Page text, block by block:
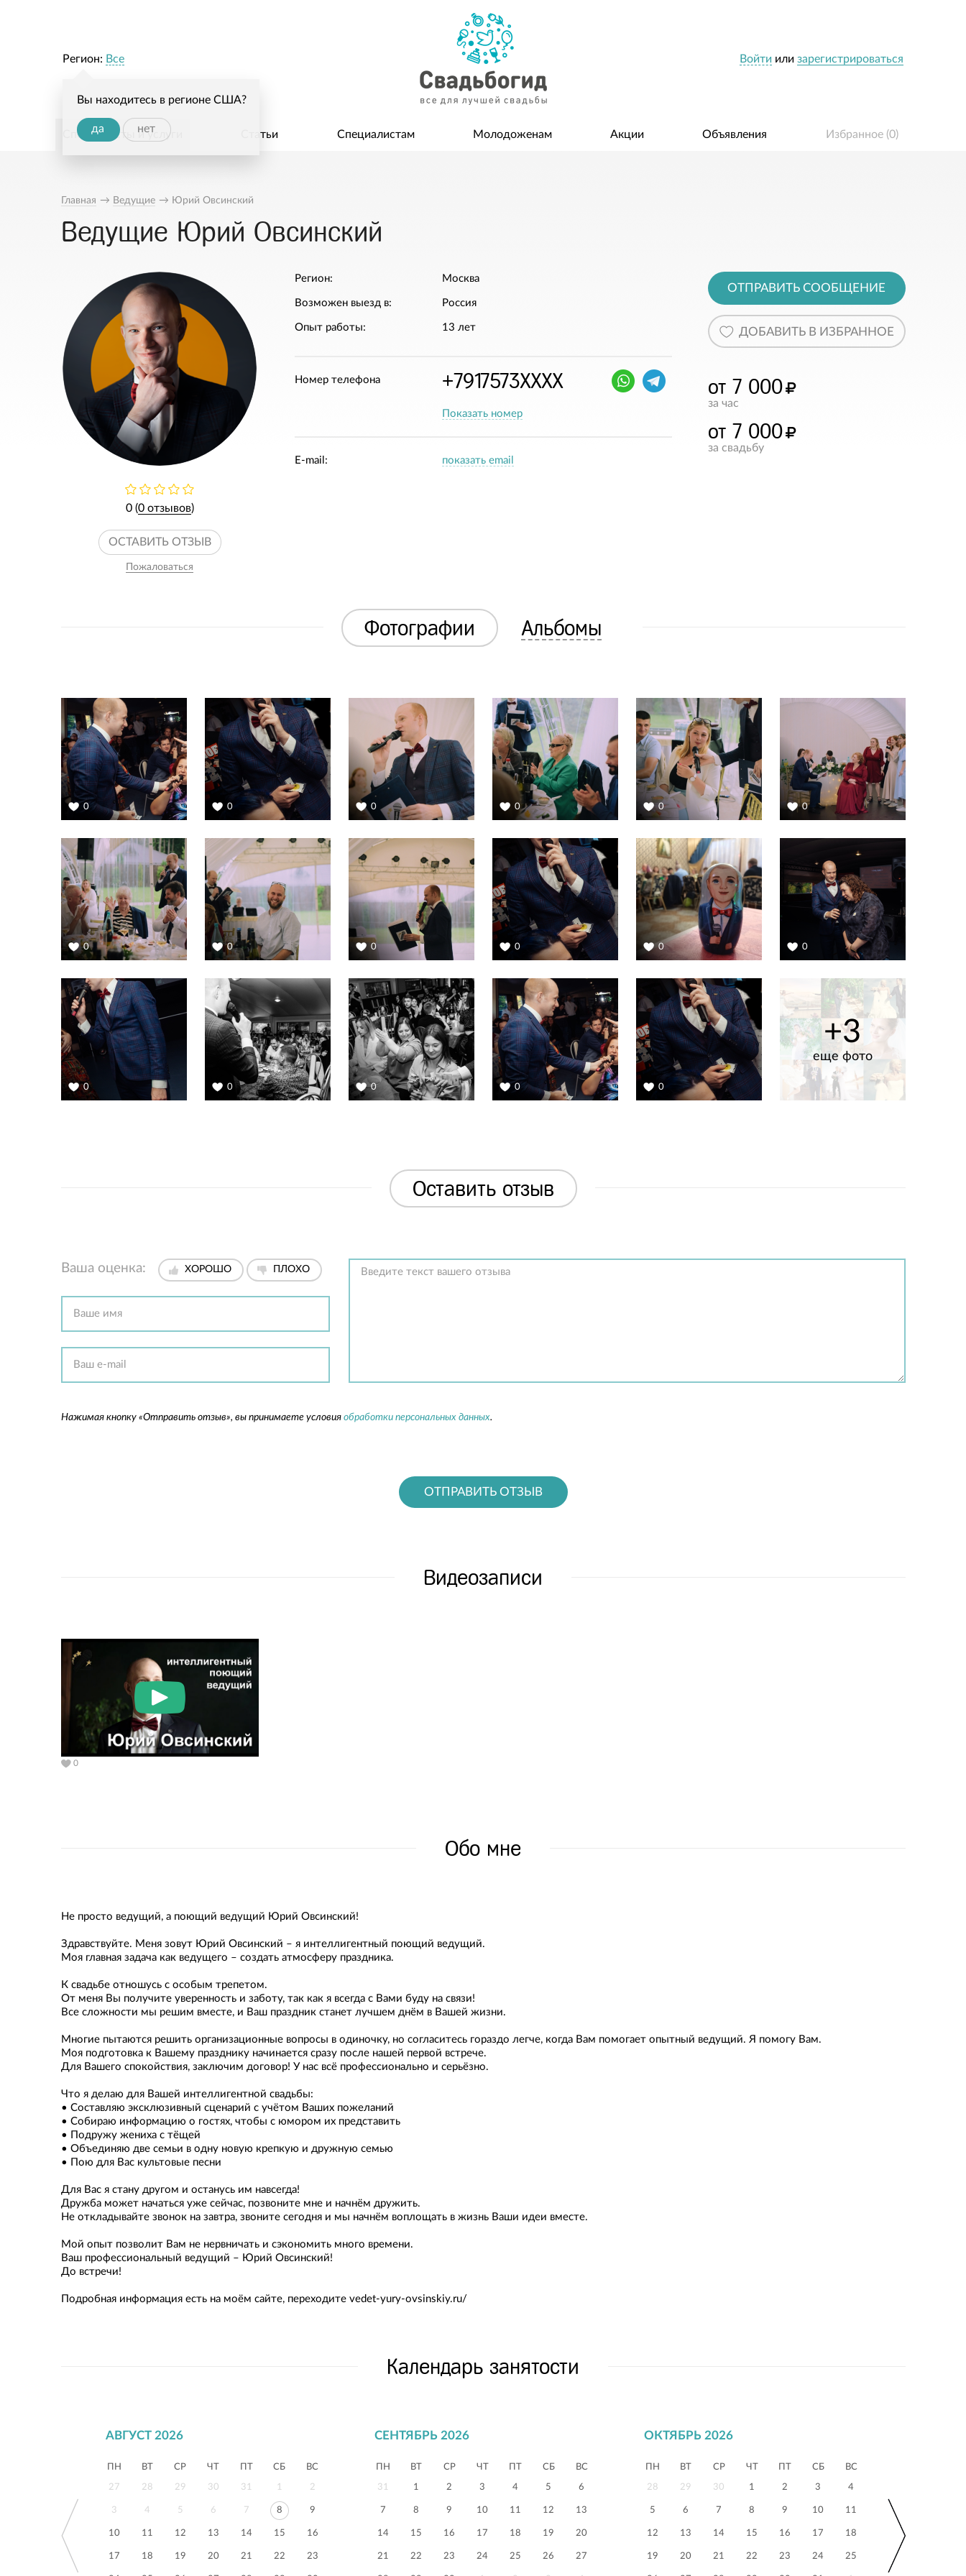
Войти или зарегистрироваться
Регион: Все
Вы находитесь в регионе США?
да нет
Специалисты и услуги Статьи Специалистам Молодоженам Акции Объявления Избранное (0)
Главная → Ведущие → Юрий Овсинский
Ведущие Юрий Овсинский
0 (0 отзывов)
ОСТАВИТЬ ОТЗЫВ
Пожаловаться
Регион: Москва
Возможен выезд в: Россия
Опыт работы: 13 лет
Номер телефона +7917573XXXX
Показать номер
E-mail: показать email
ОТПРАВИТЬ СООБЩЕНИЕ
ДОБАВИТЬ В ИЗБРАННОЕ
от 7 000
за час
от 7 000
за свадьбу
Фотографии Альбомы
0 0 0 0 0 0
0 0 0 0 0 0
0 0 0 0 0
+3
еще фото
Оставить отзыв
Ваша оценка: ХОРОШО ПЛОХО
Нажимая кнопку «Отправить отзыв», вы принимаете условия обработки персональных данных.
ОТПРАВИТЬ ОТЗЫВ
Видеозаписи
0
Обо мне
Не просто ведущий, а поющий ведущий Юрий Овсинский!
Здравствуйте. Меня зовут Юрий Овсинский – я интеллигентный поющий ведущий.
Моя главная задача как ведущего – создать атмосферу праздника.
К свадьбе отношусь с особым трепетом.
От меня Вы получите уверенность и заботу, так как я всегда с Вами буду на связи!
Все сложности мы решим вместе, и Ваш праздник станет лучшем днём в Вашей жизни.
Многие пытаются решить организационные вопросы в одиночку, но согласитесь гораздо легче, когда Вам помогает опытный ведущий. Я помогу Вам.
Моя подготовка к Вашему празднику начинается сразу после нашей первой встрече.
Для Вашего спокойствия, заключим договор! У нас всё профессионально и серьёзно.
Что я делаю для Вашей интеллигентной свадьбы:
• Составляю эксклюзивный сценарий с учётом Ваших пожеланий
• Собираю информацию о гостях, чтобы с юмором их представить
• Подружу жениха с тёщей
• Объединяю две семьи в одну новую крепкую и дружную семью
• Пою для Вас культовые песни
Для Вас я стану другом и останусь им навсегда!
Дружба может начаться уже сейчас, позвоните мне и начнём дружить.
Не откладывайте звонок на завтра, звоните сегодня и мы начнём воплощать в жизнь Ваши идеи вместе.
Мой опыт позволит Вам не нервничать и сэкономить много времени.
Ваш профессиональный ведущий – Юрий Овсинский!
До встречи!
Подробная информация есть на моём сайте, переходите vedet-yury-ovsinskiy.ru/
Календарь занятости
АВГУСТ 2026
ПН ВТ СР ЧТ ПТ СБ ВС
27 28 29 30 31 1 2
3 4 5 6 7 8 9
10 11 12 13 14 15 16
17 18 19 20 21 22 23
СЕНТЯБРЬ 2026
ПН ВТ СР ЧТ ПТ СБ ВС
31 1 2 3 4 5 6
7 8 9 10 11 12 13
14 15 16 17 18 19 20
21 22 23 24 25 26 27
ОКТЯБРЬ 2026
ПН ВТ СР ЧТ ПТ СБ ВС
28 29 30 1 2 3 4
5 6 7 8 9 10 11
12 13 14 15 16 17 18
19 20 21 22 23 24 25